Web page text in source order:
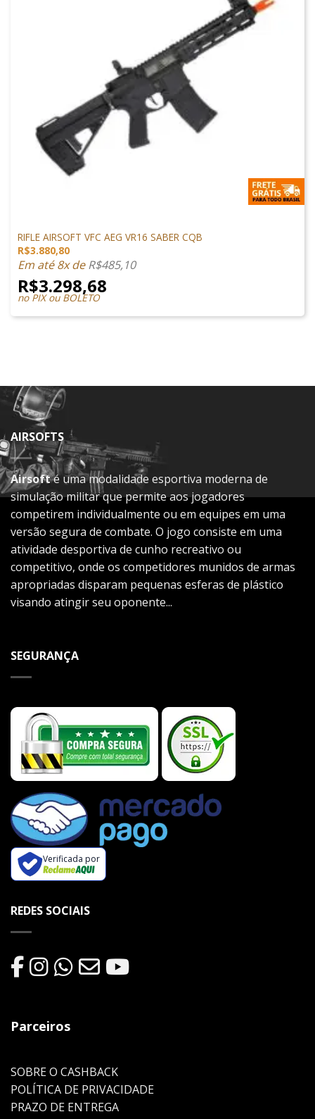
RIFLE AIRSOFT VFC AEG VR16 SABER CQB
R$3.880,80
Em até 8x deR$485,10
R$3.298,68
no PIX ou BOLETO
AIRSOFTS
Airsofté uma modalidade esportiva moderna de
simulação militar que permite aos jogadores
competirem individualmente ou em equipes em uma
versão segura de combate. O jogo consiste em uma
atividade desportiva de cunho recreativo ou
competitivo, onde os competidores munidos de armas
apropriadas disparam pequenas esferas de plástico
visando atingir seu oponente...
SEGURANÇA
Verificada por
REDES SOCIAIS
Parceiros
SOBRE O CASHBACK
POLÍTICA DE PRIVACIDADE
PRAZO DE ENTREGA